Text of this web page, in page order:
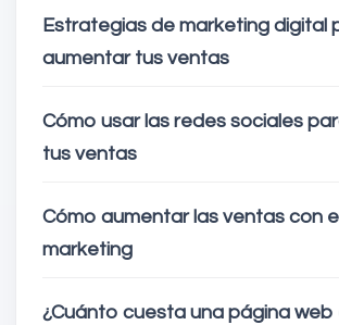
Estrategias de marketing digital
aumentar tus ventas
Cómo usar las redes sociales
tus ventas
Cómo aumentar las ventas con
marketing
¿Cuánto cuesta una página web